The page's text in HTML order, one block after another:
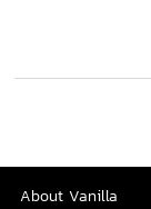
About Vanilla